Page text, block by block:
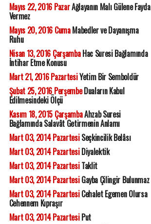
Mayıs 22, 2016 PazarAğlayanın Malı Gülene Fayda
Vermez
Mayıs 20, 2016 CumaMabedler ve Dayanışma
Ruhu
Nisan 13, 2016 ÇarşambaHac Suresi Bağlamında
İntihar Etme Konusu
Mart 21, 2016 PazartesiYetim Bir Semboldür
Şubat 25, 2016 PerşembeDuaların Kabul
Edilmesindeki Ölçü
Kasım 18, 2015 ÇarşambaAhzab Suresi
Bağlamında Salavât Getirmenin Anlamı
Mart 03, 2014 PazartesiSeçkincilik Belâsı
Mart 03, 2014 PazartesiDiyalektik
Mart 03, 2014 PazartesiTaklit
Mart 03, 2014 PazartesiGayba Çilingir Bulunmaz
Mart 03, 2014 PazartesiCehalet Egemen Olursa
Cehennem Kıpraşır
Mart 03, 2014 PazartesiPut